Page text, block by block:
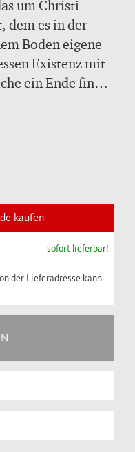
um Christi
dem es in der
Boden eigene
Existenz mit
ein Ende findet
Diese Aufgabe
bewältigt; er
kaufen
sofort lieferbar!
der Lieferadresse kann